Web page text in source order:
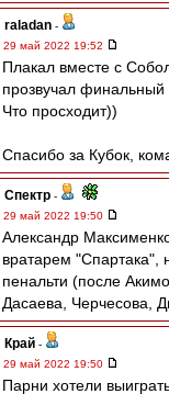
raladan -
29 май 2022 19:52
Плакал вместе с
прозвучал финальный
Что просходит))
Спасибо за Кубок,
Спектр -
29 май 2022 19:50
Александр
вратарем "Спартака",
пенальти (после
Дасаева, Черчесова,
Край -
29 май 2022 19:50
Парни хотели